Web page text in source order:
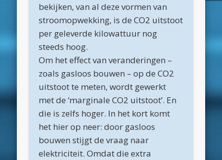
februari 2024
oktober 2022
maart 2022
december 2021
april 2021
februari 2021
december 2020
bekijken, van al deze vormen van
stroomopwekking, is de CO2 uitstoot
per geleverde kilowattuur nog
steeds hoog.
Om het effect van veranderingen –
zoals gasloos bouwen – op de CO2
uitstoot te meten, wordt gewerkt
met de ‘marginale CO2 uitstoot’. En
die is zelfs hoger. In het kort komt
het hier op neer: door gasloos
bouwen stijgt de vraag naar
elektriciteit. Omdat die extra